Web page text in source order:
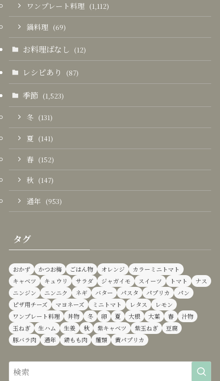
ワンプレート料理 (1,112)
鍋料理 (69)
お料理ばなし (12)
レシピあり (87)
季節 (1,523)
冬 (131)
夏 (141)
春 (152)
秋 (147)
通年 (953)
タグ
おかず かつお梅 ごはん物 オレンジ
カラーミニトマト
キャベツ
キュウリ サラダ ジャガイモ スイーツ トマト
ナス
ニンジン
ニンニク ネギ バター パスタ パプリカ
パン
ピザ用チーズ
マヨネーズ ミニトマト レタス
レモン
ワンプレート料理
丼物 冬 卵 夏 大根 大葉 春
汁物
玉ねぎ
生ハム 生姜 秋 紫キャベツ 紫玉ねぎ
豆腐
豚バラ肉
通年 鶏もも肉 麺類 黄パプリカ